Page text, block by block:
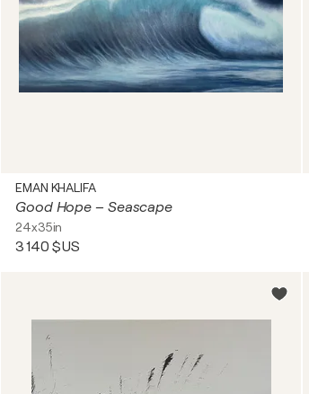
EMAN KHALIFA
Good Hope – Seascape
24x35in
3 140 $US